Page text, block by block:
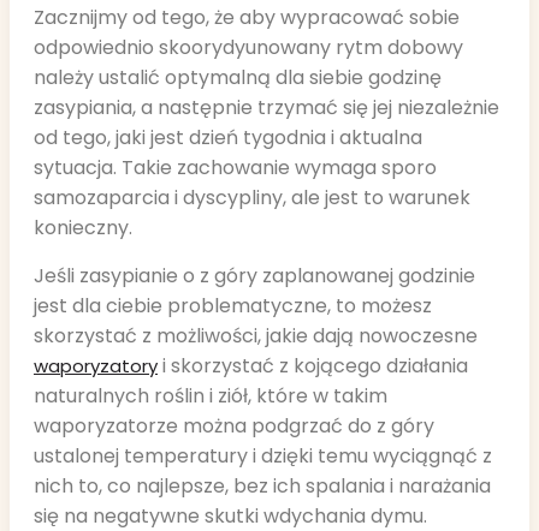
Zacznijmy od tego, że aby wypracować sobie
odpowiednio skoorydyunowany rytm dobowy
należy ustalić optymalną dla siebie godzinę
zasypiania, a następnie trzymać się jej niezależnie
od tego, jaki jest dzień tygodnia i aktualna
sytuacja. Takie zachowanie wymaga sporo
samozaparcia i dyscypliny, ale jest to warunek
konieczny.
Jeśli zasypianie o z góry zaplanowanej godzinie
jest dla ciebie problematyczne, to możesz
skorzystać z możliwości, jakie dają nowoczesne
waporyzatoryi skorzystać z kojącego działania
naturalnych roślin i ziół, które w takim
waporyzatorze można podgrzać do z góry
ustalonej temperatury i dzięki temu wyciągnąć z
nich to, co najlepsze, bez ich spalania i narażania
się na negatywne skutki wdychania dymu.